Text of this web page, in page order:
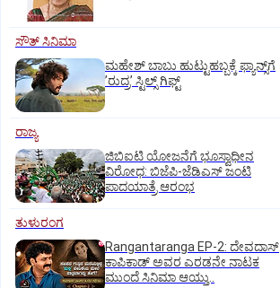
ಸೌತ್‌ ಸಿನಿಮಾ
ಮಹೇಶ್‌ ಬಾಬು ಹುಟ್ಟುಹಬ್ಬಕ್ಕೆ ಫ್ಯಾನ್ಸ್‌ಗೆ
ʼರುದ್ರʼ ಸ್ಟಿಲ್ಸ್‌ ಗಿಫ್ಟ್
ರಾಜ್ಯ
ಜಿಬಿಐಟಿ ಯೋಜನೆಗೆ ಭೂಸ್ವಾಧೀನ
ವಿರೋಧ: ಬಿಜೆಪಿ-ಜೆಡಿಎಸ್‌ ಜಂಟಿ
ಪಾದಯಾತ್ರೆ ಆರಂಭ
ತುಳುರಂಗ
Rangantaranga EP-2: ದೇವದಾಸ್
ಕಾಪಿಕಾಡ್‌ ಅವರ ಎರಡನೇ ನಾಟಕ
ಮುಂದೆ ಸಿನಿಮಾ ಆಯ್ತು..